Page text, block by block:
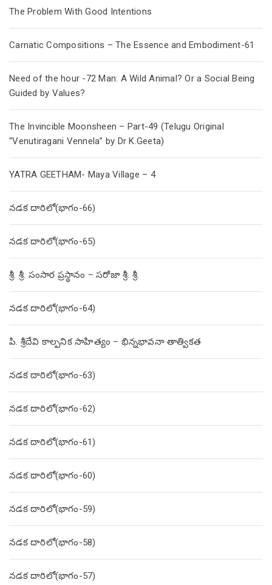
The Problem With Good Intentions
Carnatic Compositions – The Essence and Embodiment-61
Need of the hour -72 Man: A Wild Animal? Or a Social Being
Guided by Values?
The Invincible Moonsheen – Part-49 (Telugu Original
“Venutiragani Vennela” by Dr K.Geeta)
YATRA GEETHAM- Maya Village – 4
నడక దారిలో(భాగం-66)
నడక దారిలో(భాగం-65)
శ్రీ. శ్రీ. సంసార ప్రస్థానం – సరోజా శ్రీ. శ్రీ.
నడక దారిలో(భాగం-64)
పి. శ్రీదేవి కాల్పనిక సాహిత్యం – భిన్నభావనా తాత్వికత
నడక దారిలో(భాగం-63)
నడక దారిలో(భాగం-62)
నడక దారిలో(భాగం-61)
నడక దారిలో(భాగం-60)
నడక దారిలో(భాగం-59)
నడక దారిలో(భాగం-58)
నడక దారిలో(భాగం-57)